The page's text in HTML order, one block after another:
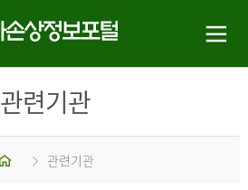
관련기관
홈 관련기관